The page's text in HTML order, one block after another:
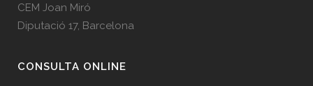
CEM Joan Miró
Diputació 17, Barcelona
CONSULTA ONLINE